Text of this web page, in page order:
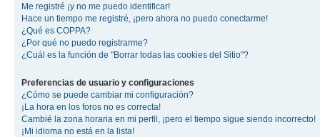
Me registré ¡y no me puedo identificar!
Hace un tiempo me registré, ¡pero ahora no puedo conectarme!
¿Qué es COPPA?
¿Por qué no puedo registrarme?
¿Cuál es la función de "Borrar todas las cookies del Sitio"?
Preferencias de usuario y configuraciones
¿Cómo se puede cambiar mi configuración?
¡La hora en los foros no es correcta!
Cambié la zona horaria en mi perfil, ¡pero el tiempo sigue siendo incorrecto!
¡Mi idioma no está en la lista!